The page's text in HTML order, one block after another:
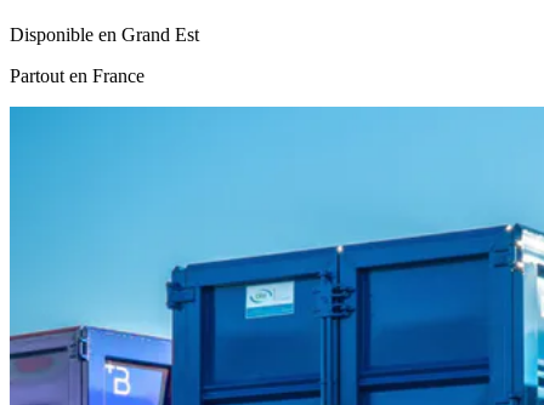
Disponible en Grand Est
Partout en France